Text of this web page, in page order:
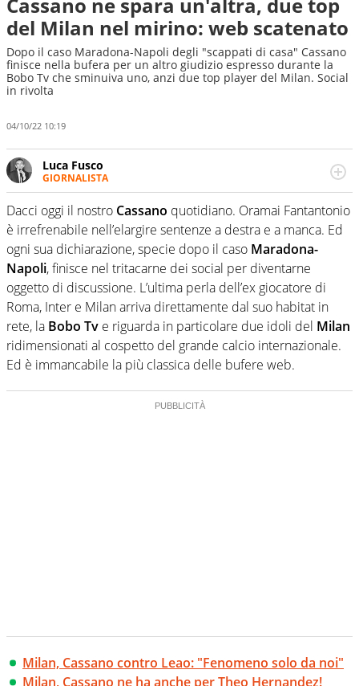
del Milan nel mirino: web scatenato
Dopo il caso Maradona-Napoli degli "scappati di casa" Cassano
finisce nella bufera per un altro giudizio espresso durante la
Bobo Tv che sminuiva uno, anzi due top player del Milan. Social
in rivolta
04/10/22 10:19
Luca Fusco
GIORNALISTA
Giornalista multimediale. Quando si accendono i motori,
lui sgasa, impenna, derapa. E spesso e volentieri finisce
sul podio
Dacci oggi il nostro Cassano quotidiano. Oramai Fantantonio
è irrefrenabile nell’elargire sentenze a destra e a manca. Ed
ogni sua dichiarazione, specie dopo il caso Maradona-
Napoli, finisce nel tritacarne dei social per diventarne
oggetto di discussione. L’ultima perla dell’ex giocatore di
Roma, Inter e Milan arriva direttamente dal suo habitat in
rete, la Bobo Tv e riguarda in particolare due idoli del Milan
ridimensionati al cospetto del grande calcio internazionale.
Ed è immancabile la più classica delle bufere web.
Milan, Cassano contro Leao: "Fenomeno solo da noi"
Milan, Cassano ne ha anche per Theo Hernandez!